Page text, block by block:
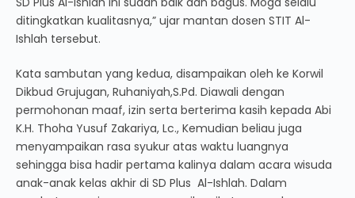
ditingkatkan kualitasnya,” ujar mantan dosen STIT Al-
Ishlah tersebut.
Kata sambutan yang kedua, disampaikan oleh ke Korwil
Dikbud Grujugan, Ruhaniyah,S.Pd. Diawali dengan
permohonan maaf, izin serta berterima kasih kepada Abi
K.H. Thoha Yusuf Zakariya, Lc., Kemudian beliau juga
menyampaikan rasa syukur atas waktu luangnya
sehingga bisa hadir pertama kalinya dalam acara wisuda
anak-anak kelas akhir di SD Plus Al-Ishlah. Dalam